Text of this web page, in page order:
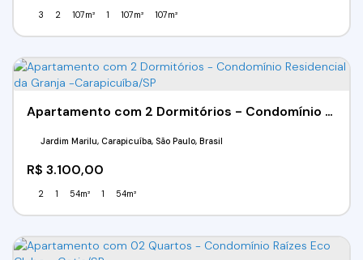
3 2 107m² 1 107m² 107m²
Apartamento com 2 Dormitórios - Condomínio Residencial da Granja -Carapicuíba/SP
R$ 3.100,00
Jardim Marilu, Carapicuíba, São Paulo, Brasil
2 1 54m² 1 54m²